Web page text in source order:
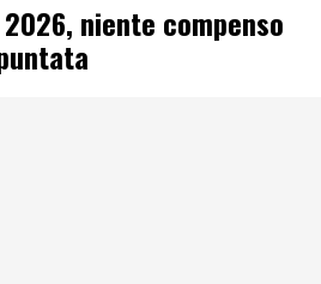
niente compenso